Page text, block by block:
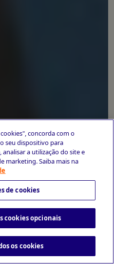
concorda com o
seu dispositivo para
a utilização do site e
marketing. Saiba mais na
de cookies
cookies opcionais
os cookies